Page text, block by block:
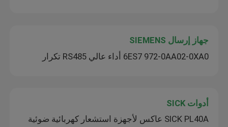
جهاز إرسال SIEMENS
6ES7 972-0AA02-0XA0 أداء عالي RS485 تكرار
أدوات SICK
SICK PL40A عاكس لأجهزة استشعار كهربائية ضوئية